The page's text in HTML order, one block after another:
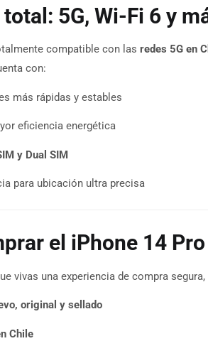
5G, Wi-Fi 6 y
compatible con las redes 5G en
con:
más rápidas y estables
eficiencia energética
y Dual SIM
para ubicación ultra precisa
el iPhone 14 Pro
vivas una experiencia de compra
original y sellado
Chile